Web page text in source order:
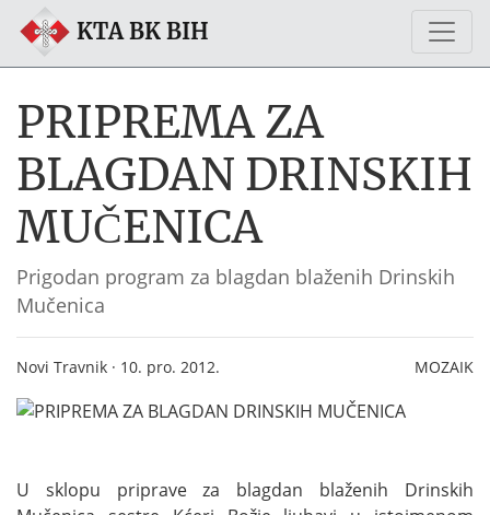
KTA BK BIH
PRIPREMA ZA
BLAGDAN DRINSKIH
MUČENICA
Prigodan program za blagdan blaženih Drinskih
Mučenica
Novi Travnik · 10. pro. 2012. MOZAIK
U sklopu priprave za blagdan blaženih Drinskih